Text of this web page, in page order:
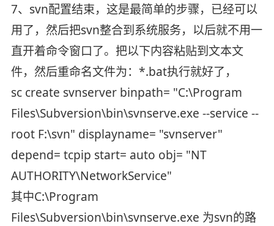
7、svn配置结束，这是最简单的步骤，已经可以
用了，然后把svn整合到系统服务，以后就不用一
直开着命令窗口了。把以下内容粘贴到文本文
件，然后重命名文件为：*.bat执行就好了，
sc create svnserver binpath= "C:\Program
Files\Subversion\bin\svnserve.exe --service --
root F:\svn" displayname= "svnserver"
depend= tcpip start= auto obj= "NT
AUTHORITY\NetworkService"
其中C:\Program
Files\Subversion\bin\svnserve.exe 为svn的路